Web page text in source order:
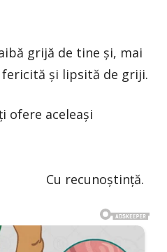
grijă de tine și, mai
fericită și lipsită de griji.
ofere aceleași